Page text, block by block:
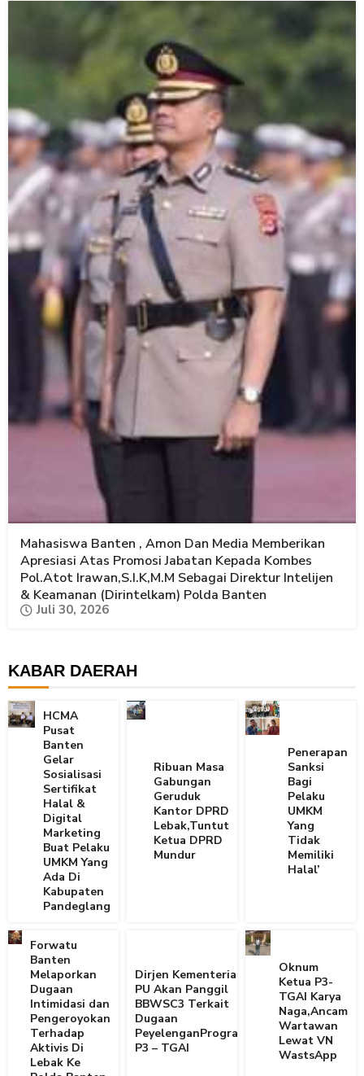
Mahasiswa Banten , Amon Dan Media Memberikan
Apresiasi Atas Promosi Jabatan Kepada Kombes
Pol.Atot Irawan,S.I.K,M.M Sebagai Direktur Intelijen
& Keamanan (Dirintelkam) Polda Banten
Juli 30, 2026
KABAR DAERAH
HCMA
Pusat
Banten
Gelar
Sosialisasi
Sertifikat
Halal &
Digital
Marketing
Buat Pelaku
UMKM Yang
Ada Di
Kabupaten
Pandeglang
Ribuan Masa
Gabungan
Geruduk
Kantor DPRD
Lebak,Tuntut
Ketua DPRD
Mundur
Penerapan
Sanksi
Bagi
Pelaku
UMKM
Yang
Tidak
Memiliki
Halal’
Forwatu
Banten
Melaporkan
Dugaan
Intimidasi dan
Pengeroyokan
Terhadap
Aktivis Di
Lebak Ke
Dirjen Kementerian
PU Akan Panggil
BBWSC3 Terkait
Dugaan
PeyelenganProgram
P3 – TGAI
Oknum
Ketua P3-
TGAI Karya
Naga,Ancam
Wartawan
Lewat VN
WastsApp